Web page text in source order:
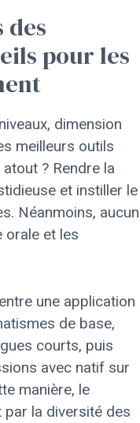
des
pour les
dimension
meilleurs outils
? Rendre la
et instiller le
Néanmoins, aucun
orale et les
une application
de base,
courts, puis
avec natif sur
manière, le
la diversité des